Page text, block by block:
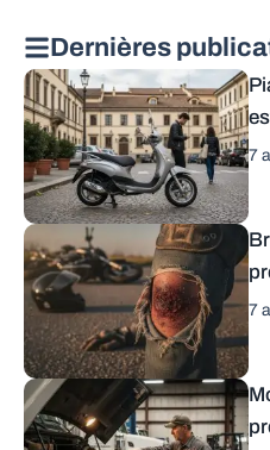
Dernières
7
7